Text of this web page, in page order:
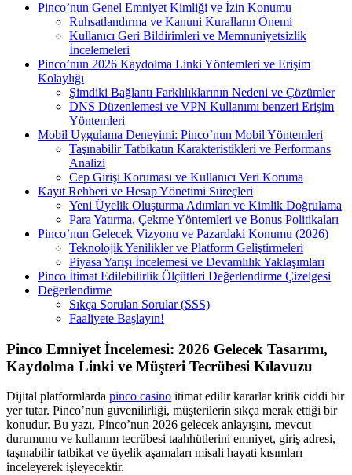
Pinco’nun Genel Emniyet Kimliği ve İzin Konumu
Ruhsatlandırma ve Kanuni Kuralların Önemi
Kullanıcı Geri Bildirimleri ve Memnuniyetsizlik
İncelemeleri
Pinco’nun 2026 Kaydolma Linki Yöntemleri ve Erişim
Kolaylığı
Şimdiki Bağlantı Farklılıklarının Nedeni ve Çözümler
DNS Düzenlemesi ve VPN Kullanımı benzeri Erişim
Yöntemleri
Mobil Uygulama Deneyimi: Pinco’nun Mobil Yöntemleri
Taşınabilir Tatbikatın Karakteristikleri ve Performans
Analizi
Cep Girişi Koruması ve Kullanıcı Veri Koruma
Kayıt Rehberi ve Hesap Yönetimi Süreçleri
Yeni Üyelik Oluşturma Adımları ve Kimlik Doğrulama
Para Yatırma, Çekme Yöntemleri ve Bonus Politikaları
Pinco’nun Gelecek Vizyonu ve Pazardaki Konumu (2026)
Teknolojik Yenilikler ve Platform Geliştirmeleri
Piyasa Yarışı İncelemesi ve Devamlılık Yaklaşımları
Pinco İtimat Edilebilirlik Ölçütleri Değerlendirme Çizelgesi
Değerlendirme
Sıkça Sorulan Sorular (SSS)
Faaliyete Başlayın!
Pinco Emniyet İncelemesi: 2026 Gelecek Tasarımı,
Kaydolma Linki ve Müşteri Tecrübesi Kılavuzu
Dijital platformlarda pinco casino itimat edilir kararlar kritik ciddi bir
yer tutar. Pinco’nun güvenilirliği, müşterilerin sıkça merak ettiği bir
konudur. Bu yazı, Pinco’nun 2026 gelecek anlayışını, mevcut
durumunu ve kullanım tecrübesi taahhütlerini emniyet, giriş adresi,
taşınabilir tatbikat ve üyelik aşamaları misali hayati kısımları
inceleyerek işleyecektir.